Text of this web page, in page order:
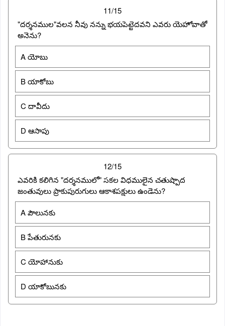
11/15
"దర్శనముల"వలన నీవు నన్ను భయపెట్టెదవని ఎవరు యెహోవాతో
అనెను?
A యోబు
B యాకోబు
C దావీదు
D ఆసాపు
12/15
ఎవరికి కలిగిన "దర్శనములో" సకల విధములైన చతుష్పాద
జంతువులు ప్రాకుపురుగులు ఆకాశపక్షులు ఉండెను?
A పౌలునకు
B పేతురునకు
C యోహానుకు
D యాకోబునకు